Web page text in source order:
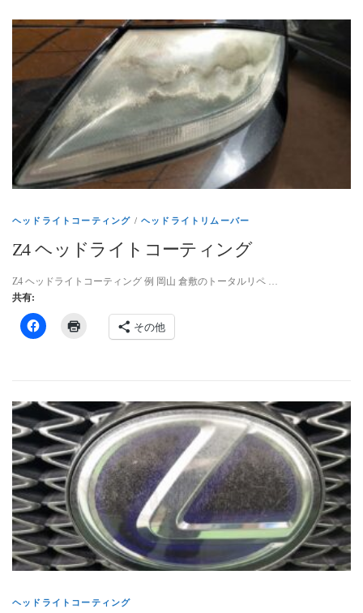
レザーリペアのカーリペア.JP 自動車内装修理.COM
インテリアリペア専門サイト-トータルリペア
お問い合わせ 個人情報保護方針
ヘッドライトリペア
トータルリペア リペスタの インテリア リペア
ヘッドライトコーティング /ヘッドライトリムーバー
Z4 ヘッドライトコーティング
Z4 ヘッドライトコーティング 例 岡山 倉敷のトータルリペ …
共有:
その他
ヘッドライトコーティング